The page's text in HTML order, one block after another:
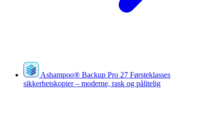
Ashampoo® Backup Pro 27 Førsteklasses
sikkerhetskopier – moderne, rask og pålitelig